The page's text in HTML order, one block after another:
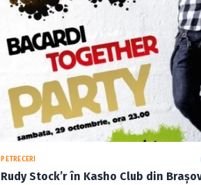
PETRECERI
The End of the World Party IV în